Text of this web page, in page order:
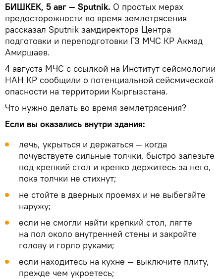
БИШКЕК, 5 авг — Sputnik. О простых мерах
предосторожности во время землетрясения
рассказал Sputnik замдиректора Центра
подготовки и переподготовки ГЗ МЧС КР Акмад
Амиршаев.
4 августа МЧС с ссылкой на Институт сейсмологии
НАН КР сообщили о потенциальной сейсмической
опасности на территории Кыргызстана.
Что нужно делать во время землетрясения?
Если вы оказались внутри здания:
лечь, укрыться и держаться — когда
почувствуете сильные толчки, быстро залезьте
под крепкий стол и крепко держитесь за него,
пока толчки не стихнут;
не стойте в дверных проемах и не выбегайте
наружу;
если не смогли найти крепкий стол, лягте
на пол около внутренней стены и закройте
голову и горло руками;
если находитесь на кухне — выключите плиту,
прежде чем укроетесь;